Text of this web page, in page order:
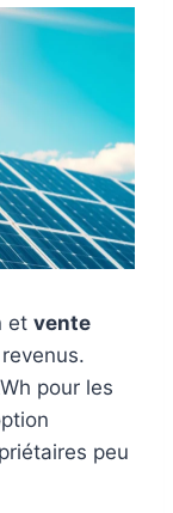
et vente
pour les
peu